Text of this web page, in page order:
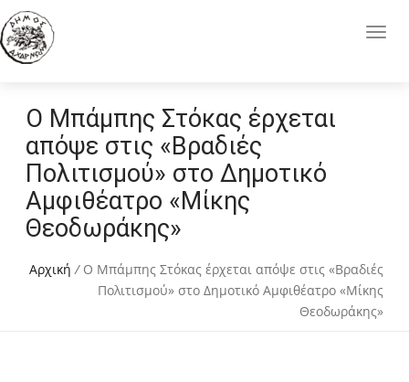
Ο Μπάμπης Στόκας έρχεται
απόψε στις «Βραδιές
Πολιτισμού» στο Δημοτικό
Αμφιθέατρο «Μίκης
Θεοδωράκης»
Αρχική / Ο Μπάμπης Στόκας έρχεται απόψε στις «Βραδιές
Πολιτισμού» στο Δημοτικό Αμφιθέατρο «Μίκης
Θεοδωράκης»